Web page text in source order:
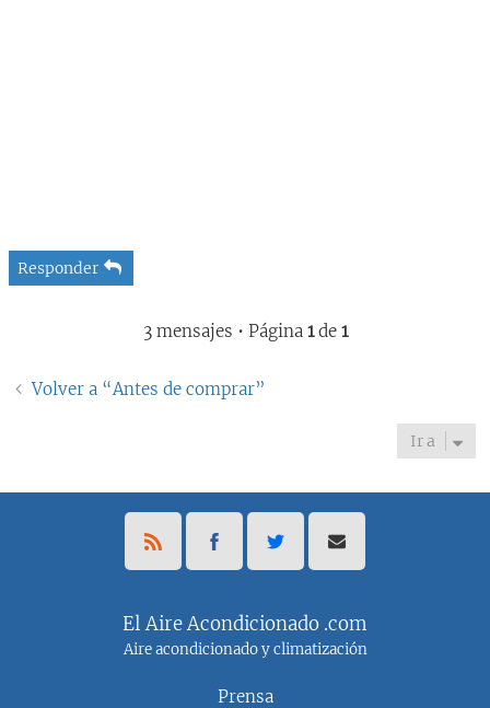
Responder
3 mensajes • Página 1de 1
Volver a “Antes de comprar”
Ir a
El Aire Acondicionado .com
Aire acondicionado y climatización
Prensa